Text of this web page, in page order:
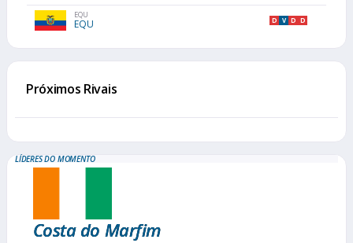
EQU
EQU D V D D
Próximos Rivais
LÍDERES DO MOMENTO
Costa do Marfim